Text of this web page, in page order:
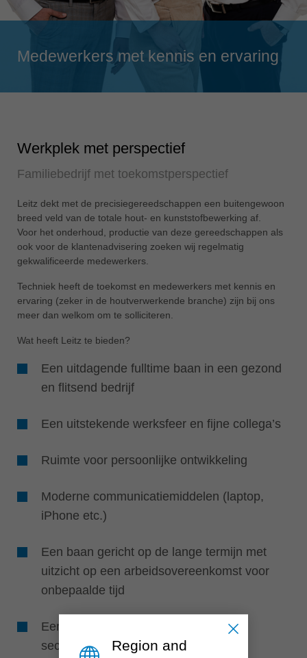
Singapore
english
Slovenija
slovenski
türkçe
USA
english
Việt Nam
tiếng việt
中国
中文
ไทย
Україна
yкраїнська
Medewerkers met kennis en ervaring
Werkplek met perspectief
Familiebedrijf met toekomstperspectief
Leitz dekt met de precisiegereedschappen een buitengewoon
breed veld van de totale hout- en kunststofbewerking af.
Voor het onderhoud, productie van deze gereedschappen als
ook voor de klantenadvisering zoeken wij regelmatig
gekwalificeerde medewerkers.
Techniek heeft de toekomst en medewerkers met kennis en
ervaring (zeker in de houtverwerkende branche) zijn bij ons
meer dan welkom om te solliciteren.
Wat heeft Leitz te bieden?
Een uitdagende fulltime baan in een gezond
en flitsend bedrijf
Een uitstekende werksfeer en fijne collega’s
Ruimte voor persoonlijke ontwikkeling
Moderne communicatiemiddelen (laptop,
iPhone etc.)
Een baan gericht op de lange termijn met
uitzicht op een arbeidsovereenkomst voor
onbepaalde tijd
Een aantrekkelijk salaris en goede
secundaire arbeidsvoorwaarden
Region and